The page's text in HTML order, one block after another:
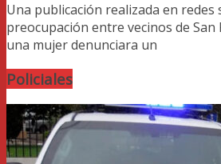
Una publicación realizada en redes
preocupación entre vecinos de San
una mujer denunciara un
Policiales